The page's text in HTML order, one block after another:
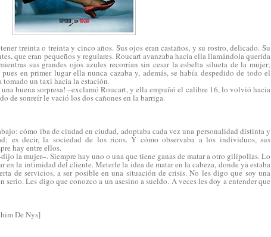
treinta o treinta y cinco años. Sus ojos eran castaños, y su rostro, delicado. Su
que eran pequeños y regulares. Roucart avanzaba hacia ella llamándola querida
sus grandes ojos azules recorrían sin cesar la esbelta silueta de la mujer;
en primer lugar ella nunca cazaba y, además, se había despedido de todo el
un taxi hacia la estación.
una buena sorpresa! –exclamó Roucart, y ella empuñó el calibre 16, lo volvió hacia
de sonreír le vació los dos cañones en la barriga.
cómo iba de ciudad en ciudad, adoptaba cada vez una personalidad distinta y
es decir, la sociedad de los ricos. Y cómo observaba a los individuos, sus
hay entre ellos.
la mujer–. Siempre hay uno o una que tiene ganas de matar a otro gilipollas. Lo
en la intimidad del cliente. Meterle la idea de matar en la cabeza, donde ya estaba
de servicios, a ser posible en una situación de crisis. No les digo que soy una
serio. Les digo que conozco a un asesino a sueldo. A veces les doy a entender que
De Nys]